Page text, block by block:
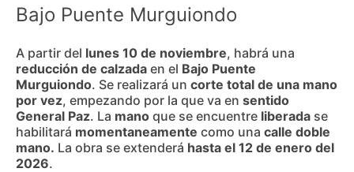
Bajo Puente Murguiondo
A partir del lunes 10 de noviembre, habrá una
reducción de calzada en el Bajo Puente
Murguiondo. Se realizará un corte total de una mano
por vez, empezando por la que va en sentido
General Paz. La mano que se encuentre liberada se
habilitará momentaneamente como una calle doble
mano. La obra se extenderá hasta el 12 de enero del
2026.